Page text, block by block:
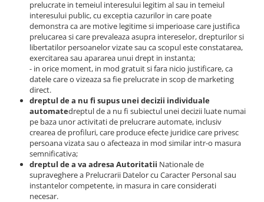
prelucrate in temeiul interesului legitim al sau in temeiul
interesului public, cu exceptia cazurilor in care poate
demonstra ca are motive legitime si imperioase care justifica
prelucarea si care prevaleaza asupra intereselor, drepturilor si
libertatilor persoanelor vizate sau ca scopul este constatarea,
exercitarea sau apararea unui drept in instanta;
- in orice moment, in mod gratuit si fara nicio justificare, ca
datele care o vizeaza sa fie prelucrate in scop de marketing
direct.
dreptul de a nu fi supus unei decizii individuale
automatedreptul de a nu fi subiectul unei decizii luate numai
pe baza unor activitati de prelucrare automate, inclusiv
crearea de profiluri, care produce efecte juridice care privesc
persoana vizata sau o afecteaza in mod similar intr-o masura
semnificativa;
dreptul de a va adresa Autoritatii Nationale de
supraveghere a Prelucrarii Datelor cu Caracter Personal sau
instantelor competente, in masura in care considerati
necesar.